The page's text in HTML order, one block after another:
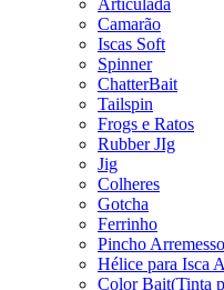
Articulada
Camarão
Iscas Soft
Spinner
ChatterBait
Tailspin
Frogs e Ratos
Rubber JIg
Jig
Colheres
Gotcha
Ferrinho
Pincho Arremesso
Hélice para Isca
Color Bait(Tinta